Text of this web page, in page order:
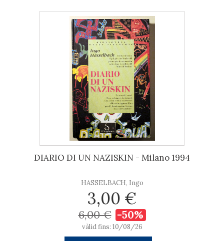
DIARIO DI UN NAZISKIN - Milano 1994
HASSELBACH, Ingo
3,00 €
6,00 € -50%
vàlid fins: 10/08/26